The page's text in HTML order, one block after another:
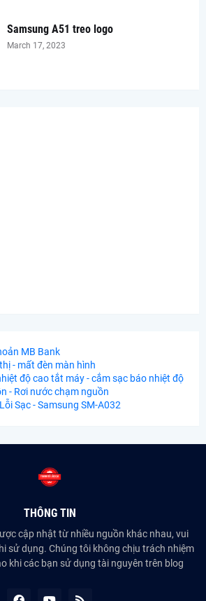
Samsung A51 treo logo
March 17, 2023
MB Bank
- mất đèn màn hình
độ cao tắt máy - cắm sạc báo nhiệt độ
- Rơi nước chạm nguồn
Sạc - Samsung SM-A032
THÔNG TIN
cập nhật từ nhiều nguồn khác nhau, vui
sử dụng. Chúng tôi không chịu trách nhiệm
khi các bạn sử dụng tài nguyên trên blog